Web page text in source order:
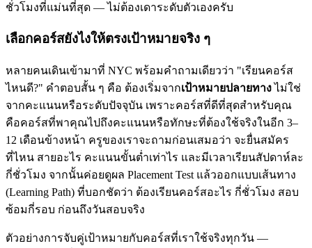
ชั่วโมงที่แม่นที่สุด — ไม่ต้องเดาระดับตัวเองครับ
เลือกคอร์สยังไงให้ตรงเป้าหมายจริง ๆ
หลายคนเดินเข้ามาที่ NYC พร้อมคำถามเดียวว่า "เรียนคอร์ส
ไหนดี?" คำตอบสั้น ๆ คือ ต้องเริ่มจากเป้าหมายปลายทางไม่ใช่
จากคะแนนหรือระดับปัจจุบัน เพราะคอร์สที่ดีที่สุดสำหรับคุณ
คือคอร์สที่พาคุณไปถึงคะแนนหรือทักษะที่ต้องใช้จริงในอีก 3–
12 เดือนข้างหน้า ครูของเราจะถามก่อนเสมอว่า จะยื่นสมัคร
ที่ไหน สายอะไร คะแนนขั้นต่ำเท่าไร และมีเวลาเรียนสัปดาห์ละ
กี่ชั่วโมง จากนั้นค่อยดูผล Placement Test แล้วออกแบบเส้นทาง
(Learning Path) ที่บอกชัดว่า ต้องเรียนคอร์สอะไร กี่ชั่วโมง สอบ
ซ้อมกี่รอบ ก่อนถึงวันสอบจริง
ตัวอย่างการจับคู่เป้าหมายกับคอร์สที่เราใช้จริงทุกวัน —